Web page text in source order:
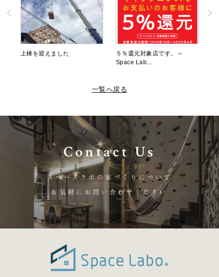
上棟を迎えました
５％還元対象店です。～
Space Lab...
一覧へ戻る
Contact Us
スペースラボの家づくりについて
お気軽にお問い合わせください